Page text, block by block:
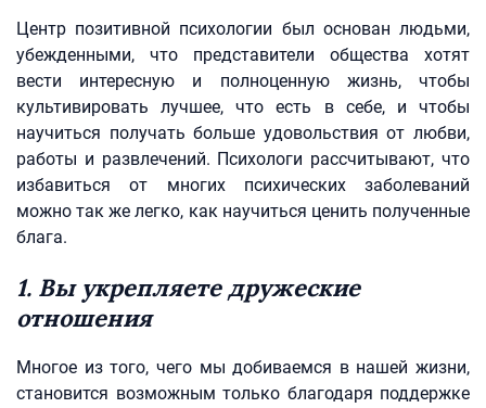
Центр позитивной психологии был основан людьми,
убежденными, что представители общества хотят
вести интересную и полноценную жизнь, чтобы
культивировать лучшее, что есть в себе, и чтобы
научиться получать больше удовольствия от любви,
работы и развлечений. Психологи рассчитывают, что
избавиться от многих психических заболеваний
можно так же легко, как научиться ценить полученные
блага.
1. Вы укрепляете дружеские
отношения
Многое из того, чего мы добиваемся в нашей жизни,
становится возможным только благодаря поддержке